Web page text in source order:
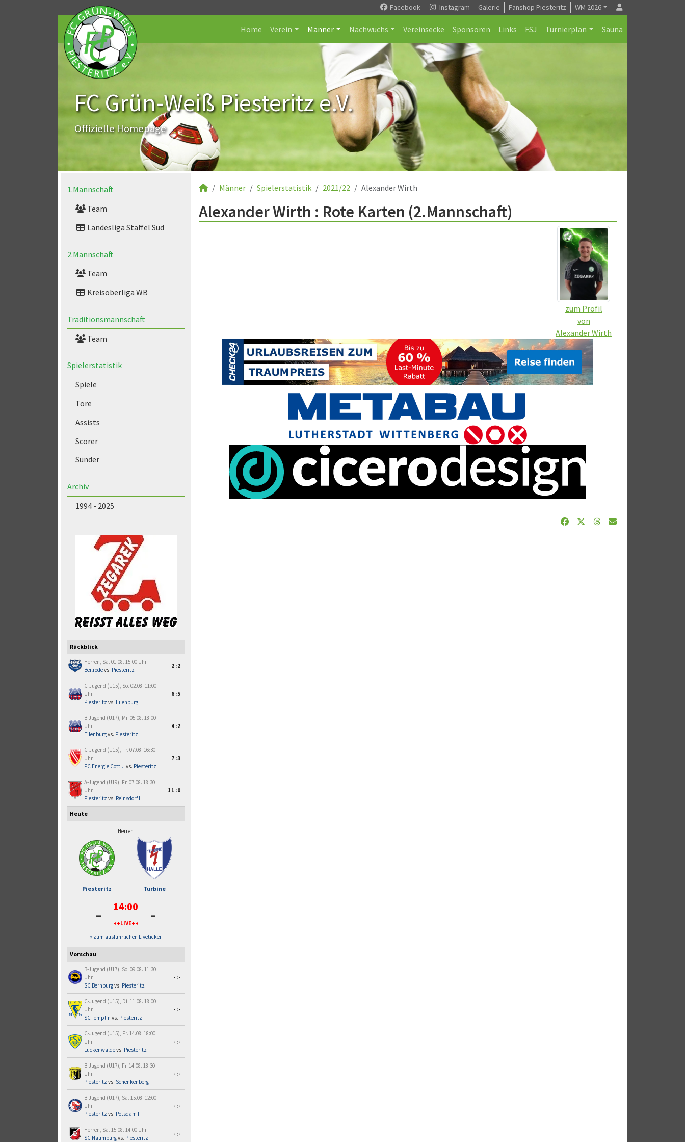
Facebook Instagram Galerie Fanshop Piesteritz WM 2026
Home Verein Männer Nachwuchs Vereinsecke Sponsoren Links FSJ Turnierplan Sauna
FC Grün-Weiß Piesteritz e.V.
Offizielle Homepage
1.Mannschaft
Team
Landesliga Staffel Süd
2.Mannschaft
Team
Kreisoberliga WB
Traditionsmannschaft
Team
Spielerstatistik
Spiele
Tore
Assists
Scorer
Sünder
Archiv
1994 - 2025
Rückblick
Herren, Sa. 01.08. 15:00 Uhr
Beilrodevs. Piesteritz
2:2
C-Jugend (U15), So. 02.08. 11:00
Uhr
Piesteritz vs. Eilenburg
6:5
B-Jugend (U17), Mi. 05.08. 18:00
Uhr
Eilenburgvs. Piesteritz
4:2
C-Jugend (U15), Fr. 07.08. 16:30
Uhr
FC Energie Cott... vs. Piesteritz
7:3
A-Jugend (U19), Fr. 07.08. 18:30
Uhr
Piesteritz vs. Reinsdorf II
11:0
Heute
Herren
Piesteritz Turbine
- 14:00
++LIVE++ -
» zum ausführlichen Liveticker
Vorschau
B-Jugend (U17), So. 09.08. 11:30
Uhr
SC Bernburgvs. Piesteritz
-:-
C-Jugend (U15), Di. 11.08. 18:00
Uhr
SC Templin vs. Piesteritz
-:-
C-Jugend (U15), Fr. 14.08. 18:00
Uhr
Luckenwaldevs. Piesteritz
-:-
B-Jugend (U17), Fr. 14.08. 18:30
Uhr
Piesteritz vs. Schenkenberg
-:-
B-Jugend (U17), Sa. 15.08. 12:00
Uhr
Piesteritz vs. Potsdam II
-:-
Herren, Sa. 15.08. 14:00 Uhr
SC Naumburgvs. Piesteritz
-:-
Männer Spielerstatistik 2021/22 Alexander Wirth
Alexander Wirth : Rote Karten (2.Mannschaft)
zum Profil
von
Alexander Wirth